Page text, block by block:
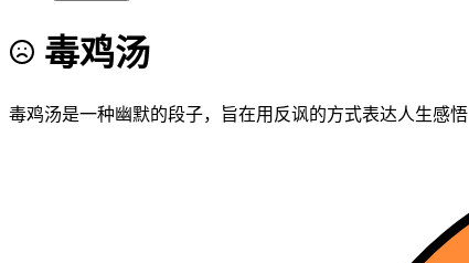
毒鸡汤
毒鸡汤是一种幽默的段子，旨在用反讽的方式表达人生感悟